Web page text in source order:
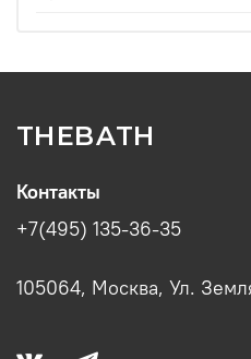
THEBATH
Контакты
+7(495) 135-36-35
105064, Москва, Ул.